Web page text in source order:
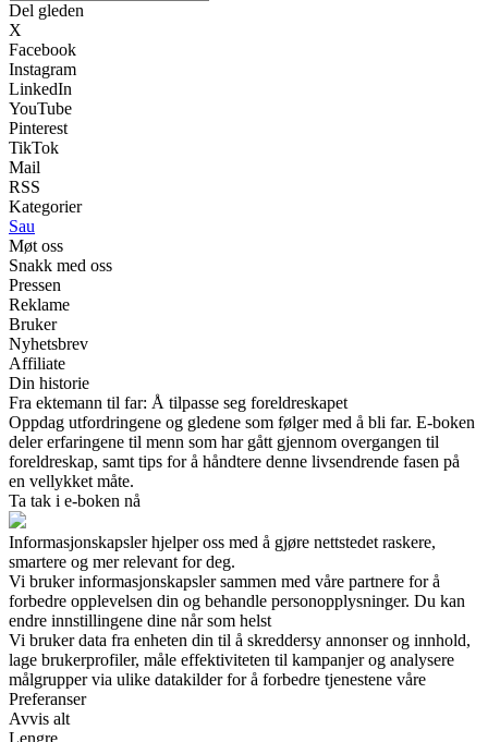
Del gleden
X
Facebook
Instagram
LinkedIn
YouTube
Pinterest
TikTok
Mail
RSS
Kategorier
Sau
Møt oss
Snakk med oss
Pressen
Reklame
Bruker
Nyhetsbrev
Affiliate
Din historie
Fra ektemann til far: Å tilpasse seg foreldreskapet
Oppdag utfordringene og gledene som følger med å bli far. E-boken
deler erfaringene til menn som har gått gjennom overgangen til
foreldreskap, samt tips for å håndtere denne livsendrende fasen på
en vellykket måte.
Ta tak i e-boken nå
Informasjonskapsler hjelper oss med å gjøre nettstedet raskere,
smartere og mer relevant for deg.
Vi bruker informasjonskapsler sammen med våre partnere for å
forbedre opplevelsen din og behandle personopplysninger. Du kan
endre innstillingene dine når som helst
Vi bruker data fra enheten din til å skreddersy annonser og innhold,
lage brukerprofiler, måle effektiviteten til kampanjer og analysere
målgrupper via ulike datakilder for å forbedre tjenestene våre
Preferanser
Avvis alt